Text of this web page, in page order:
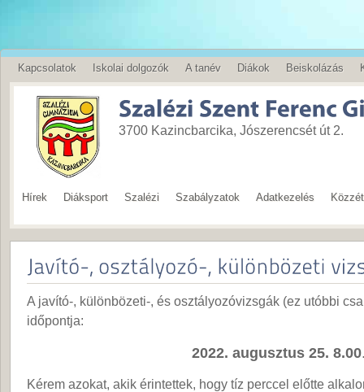
Kapcsolatok Iskolai dolgozók A tanév Diákok Beiskolázás
English
3700 Kazincbarcika, Jószerencsét út 2.
Hírek Diáksport Szalézi Szabályzatok Adatkezelés
A javító-, különbözeti-, és osztályozóvizsgák (ez utóbbi
időpontja:
2022. augusztus 25. 8.00
Kérem azokat, akik érintettek, hogy tíz perccel előtte